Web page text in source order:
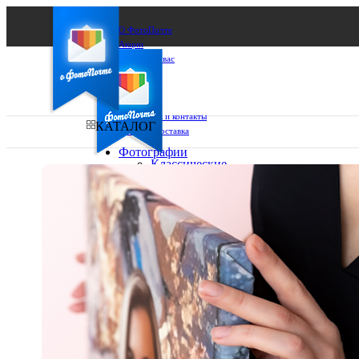
О ФотоПочте
Акции
Сделаем за вас
Бизнесу
FAQ
Франшиза
Поддержка и контакты
Оплата и доставка
Ваш город:
Ваш регион доставки
Выберите из списка:
КАТАЛОГ
Фотографии
Классические
13х18
15х15
15х20
20х20
20х30
30х30
30х40
А4
Фото
в